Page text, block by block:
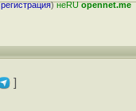
регистрация)неRUopennet.me
]